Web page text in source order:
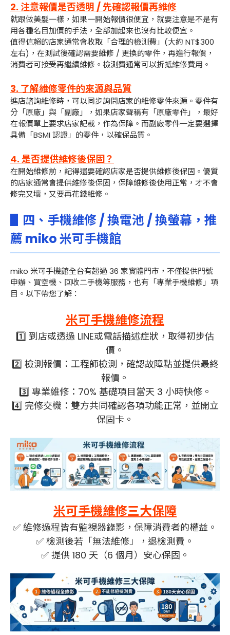
2. 注意報價是否透明 / 先確認報價再維修
就跟做美髮一樣，如果一開始報價很便宜，就要注意是不是有
用各種名目加價的手法，全部加起來也沒有比較便宜。
值得信賴的店家通常會收取「合理的檢測費」(大約 NT$300
左右)，在測試後確認需要維修 / 更換的零件，再進行報價，
消費者可接受再繼續維修。檢測費通常可以折抵維修費用。
3. 了解維修零件的來源與品質
進店諮詢維修時，可以同步詢問店家的維修零件來源。零件有
分「原廠」與「副廠」，如果店家聲稱有「原廠零件」，最好
在報價單上要求店家記載，作為保障。而副廠零件一定要選擇
具備「BSMI 認證」的零件，以確保品質。
4. 是否提供維修後保固？
在開始維修前，記得還要確認店家是否提供維修後保固。優質
的店家通常會提供維修後保固，保障維修後使用正常，才不會
修完又壞，又要再花錢維修。
▋四、手機維修 / 換電池 / 換螢幕，推
薦 miko 米可手機館
miko 米可手機館全台有超過 36 家實體門市，不僅提供門號
申辦、買空機、回收二手機等服務，也有「專業手機維修」項
目。以下帶您了解：
米可手機維修流程
1️⃣ 到店或透過 LINE或電話描述症狀，取得初步估
價。
2️⃣ 檢測報價：工程師檢測，確認故障點並提供最終
報價。
3️⃣ 專業維修：70% 基礎項目當天 3 小時快修。
4️⃣ 完修交機：雙方共同確認各項功能正常，並開立
保固卡。
米可手機維修三大保障
✅️ 維修過程皆有監視器錄影，保障消費者的權益。
✅️ 檢測後若「無法維修」，退檢測費。
✅️ 提供 180 天（6 個月）安心保固。